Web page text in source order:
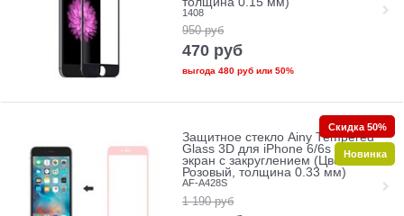
1408
950 руб
470 руб
выгода 480 рубили 50%
Защитное стекло Ainy Tempered
Glass 3D для iPhone 6/6s на весь
экран с закруглением (Цвет:
Розовый, толщина 0.33 мм)
AF-A428S
1 190 руб
Скидка 50%
Новинка